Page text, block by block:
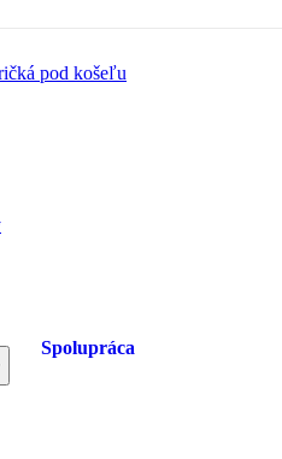
pod košeľu
Spolupráca